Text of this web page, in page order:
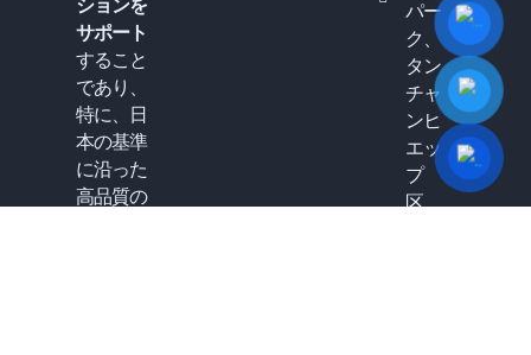
ションを
サポート
すること
であり、
特に、日
本の基準
に沿った
高品質の
パー
ク、
タン
チャ
ンヒ
エッ
プ
区、